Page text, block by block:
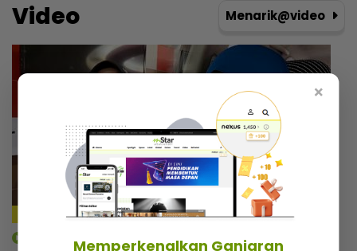
Video Menarik@video
×
Memperkenalkan Ganjaran